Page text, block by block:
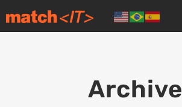
Archive